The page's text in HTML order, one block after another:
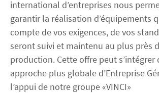
international d’entreprises nous
garantir la réalisation d’équipements
compte de vos exigences, de vos
seront suivi et maintenu au plus près
production. Cette offre peut s’intégrer
approche plus globale d’Entreprise
l’appui de notre groupe «VINCI»